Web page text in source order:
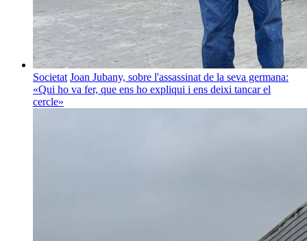
Societat Joan Jubany, sobre l'assassinat de la seva germana:
«Qui ho va fer, que ens ho expliqui i ens deixi tancar el
cercle»